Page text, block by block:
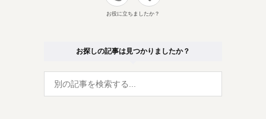
お役に立ちましたか？
お探しの記事は見つかりましたか？